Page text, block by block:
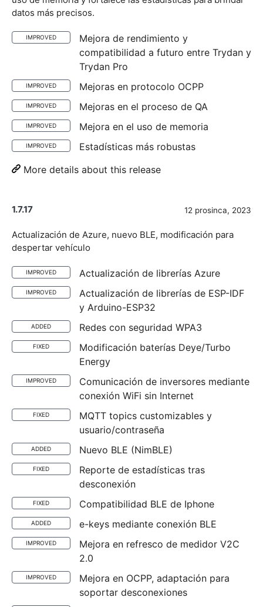
datos más precisos.
IMPROVED
Mejora de rendimiento y
compatibilidad a futuro entre Trydan y
Trydan Pro
IMPROVED Mejoras en protocolo OCPP
IMPROVED Mejoras en el proceso de QA
IMPROVED Mejora en el uso de memoria
IMPROVED
Estadísticas más robustas
More details about this release
1.7.17 12 prosinca, 2023
Actualización de Azure, nuevo BLE, modificación para
despertar vehículo
IMPROVED Actualización de librerías Azure
IMPROVED
Actualización de librerías de ESP-IDF
y Arduino-ESP32
ADDED Redes con seguridad WPA3
FIXED
Modificación baterías Deye/Turbo
Energy
IMPROVED
Comunicación de inversores mediante
conexión WiFi sin Internet
FIXED
MQTT topics customizables y
usuario/contraseña
ADDED Nuevo BLE (NimBLE)
FIXED
Reporte de estadísticas tras
desconexión
FIXED Compatibilidad BLE de Iphone
ADDED e-keys mediante conexión BLE
IMPROVED
Mejora en refresco de medidor V2C
2.0
IMPROVED
Mejora en OCPP, adaptación para
soportar desconexiones